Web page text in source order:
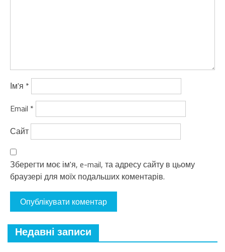
Ім'я *
Email *
Сайт
Зберегти моє ім'я, e-mail, та адресу сайту в цьому
браузері для моїх подальших коментарів.
Недавні записи